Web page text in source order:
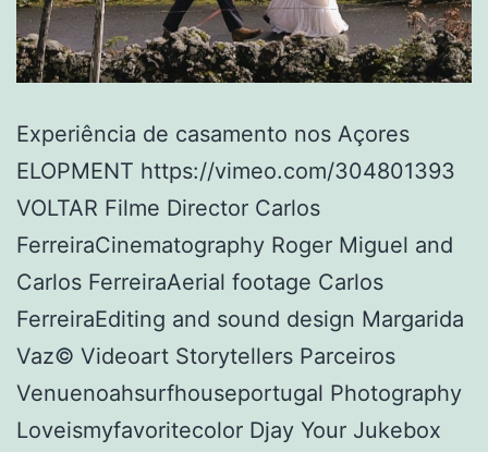
Experiência de casamento nos Açores
ELOPMENT https://vimeo.com/304801393
VOLTAR Filme Director Carlos
FerreiraCinematography Roger Miguel and
Carlos FerreiraAerial footage Carlos
FerreiraEditing and sound design Margarida
Vaz© Videoart Storytellers Parceiros
Venuenoahsurfhouseportugal Photography
Loveismyfavoritecolor Djay Your Jukebox